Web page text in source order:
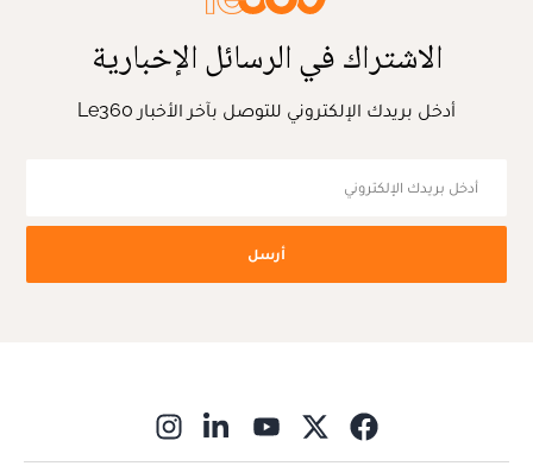
الاشتراك في الرسائل الإخبارية
أدخل بريدك الإلكتروني للتوصل بآخر الأخبار Le360
أرسل